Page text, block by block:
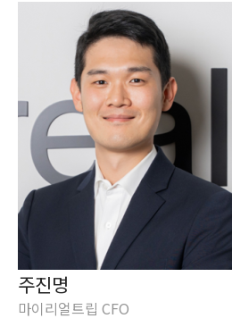
주진명
마이리얼트립 CFO